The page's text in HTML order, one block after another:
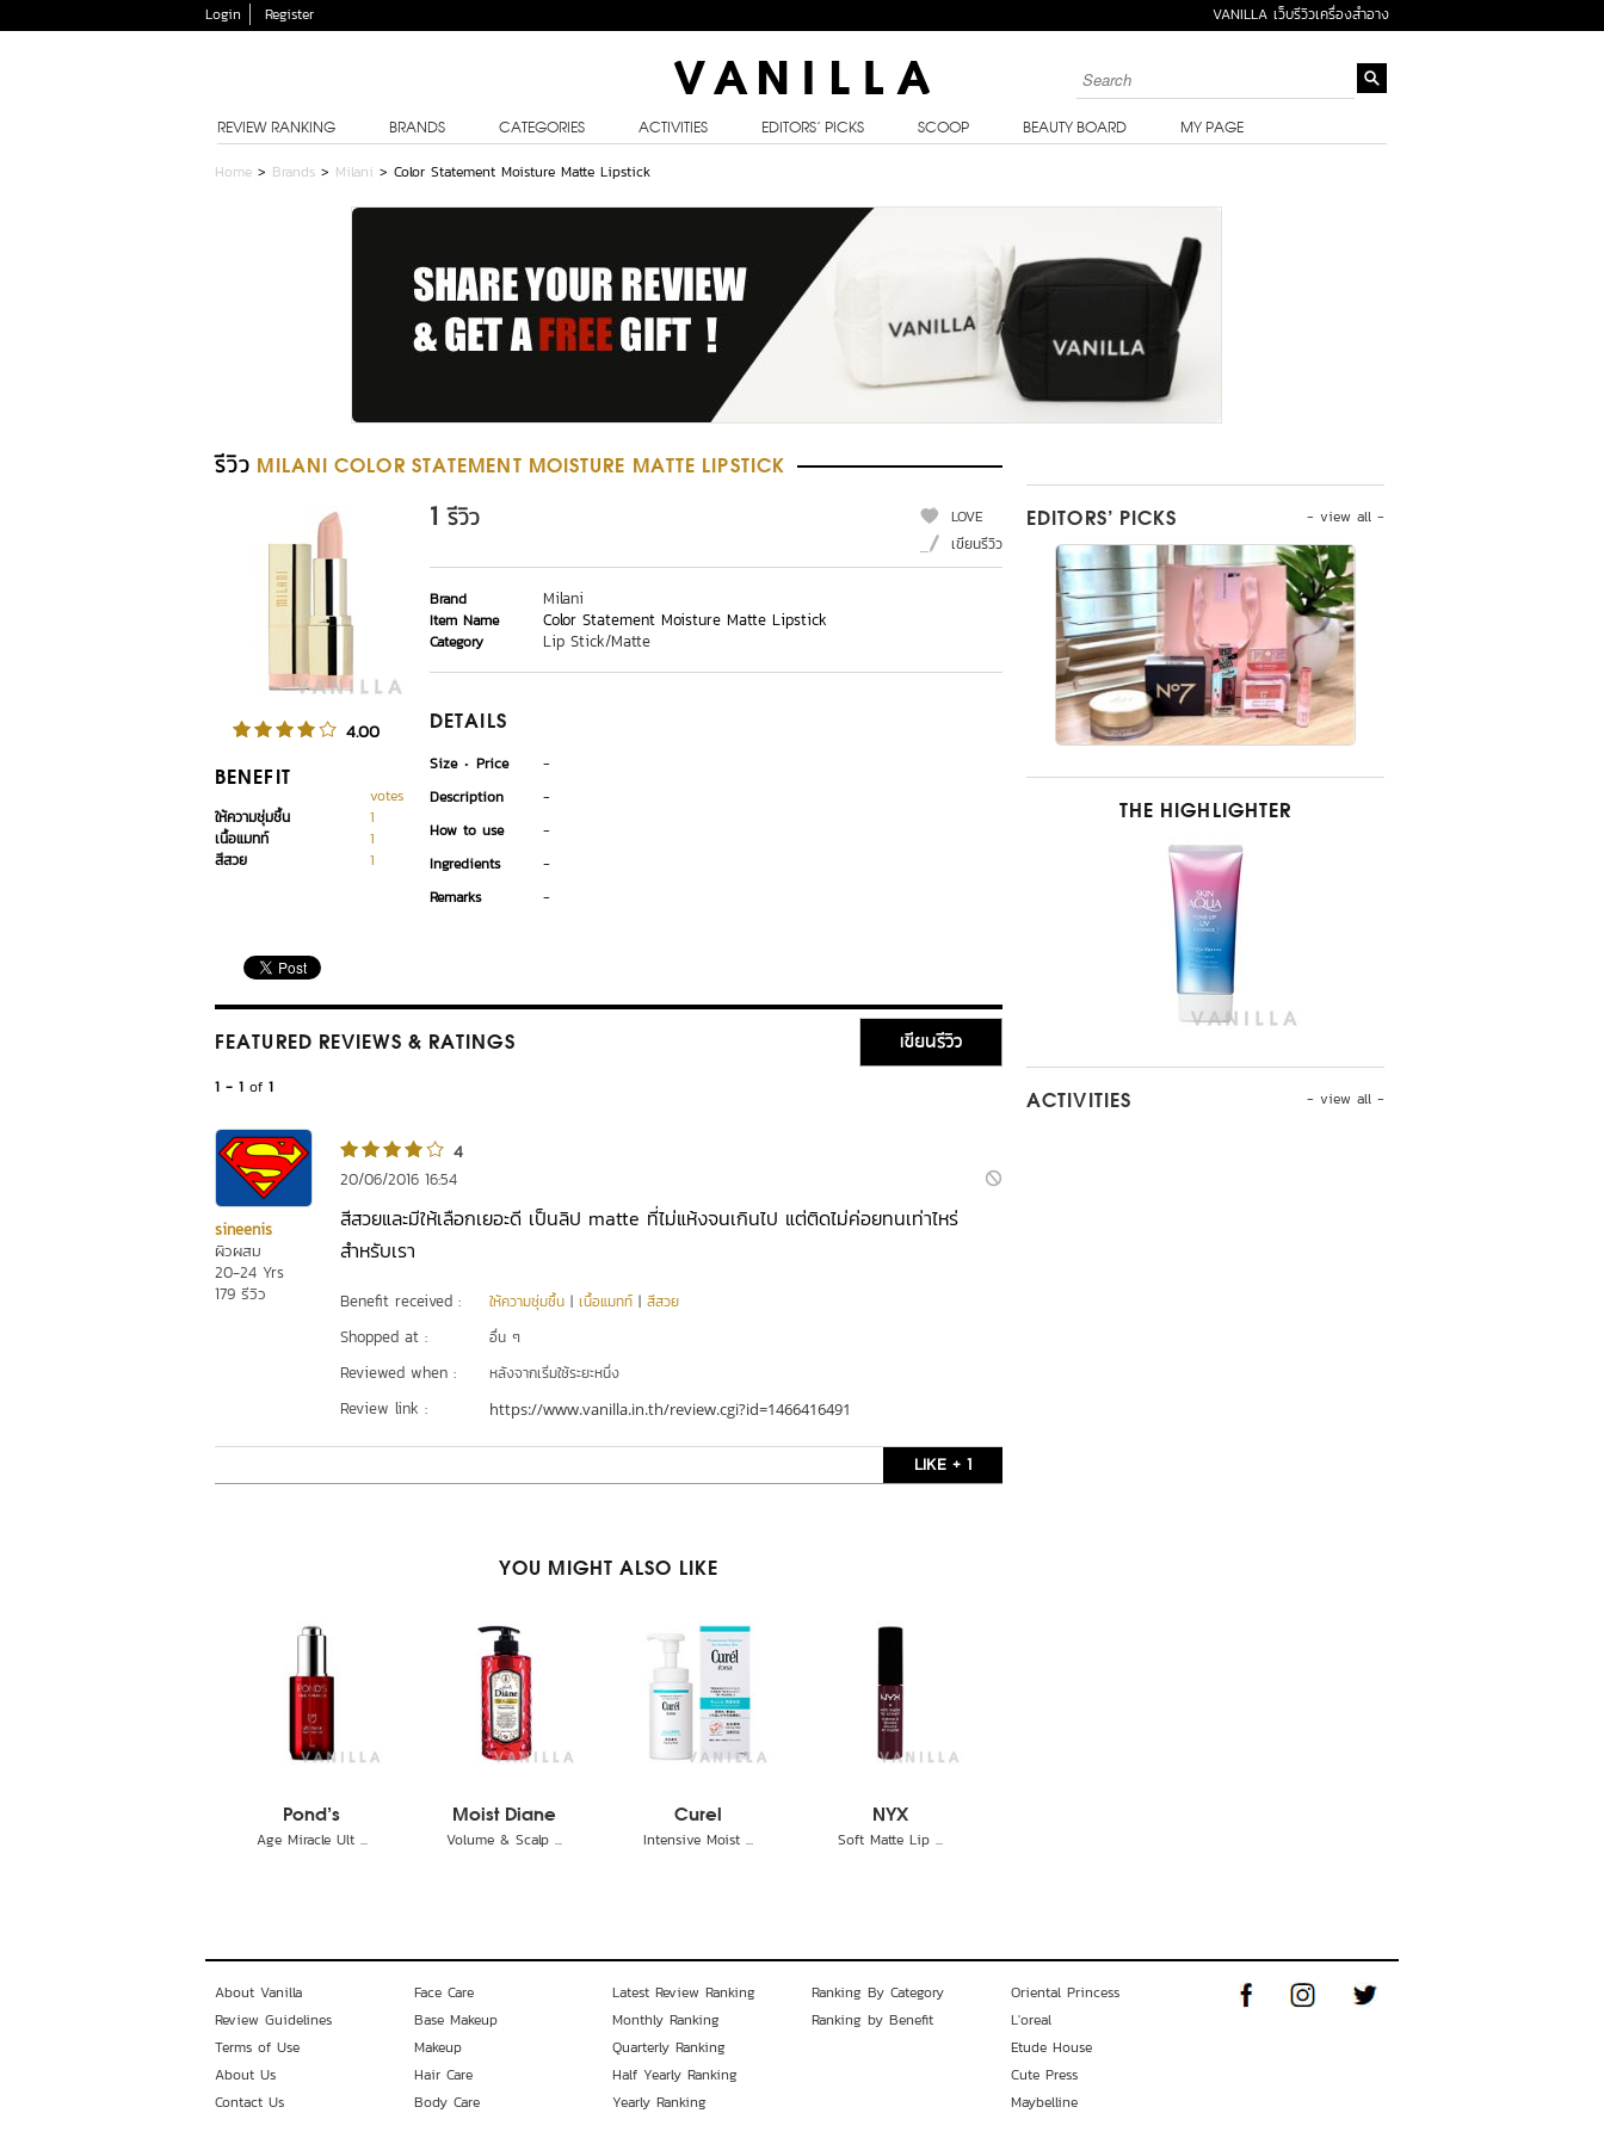
Login Register VANILLA เว็บรีวิวเครื่องสำอาง
REVIEW RANKING BRANDS CATEGORIES ACTIVITIES EDITORS’ PICKS SCOOP BEAUTY BOARD MY PAGE
Home > Brands > Milani > Color Statement Moisture Matte Lipstick
รีวิว MILANI COLOR STATEMENT MOISTURE MATTE LIPSTICK
4.00
BENEFIT
votes
ให้ความชุ่มชื้น
1
เนื้อแมทท์
1
สีสวย
1
1 รีวิว
LOVE
เขียนรีวิว
Brand Milani
Item Name Color Statement Moisture Matte Lipstick
Category Lip Stick/Matte
DETAILS
Size Price
-
Description
-
How to use
-
Ingredients
-
Remarks
-
FEATURED REVIEWS & RATINGS เขียนรีวิว
1 - 1 of 1
sineenis
ผิวผสม
20-24 Yrs
179 รีวิว
4
20/06/2016 16:54
สีสวยและมีให้เลือกเยอะดี เป็นลิป matte ที่ไม่แห้งจนเกินไป แต่ติดไม่ค่อยทนเท่าไหร่
สำหรับเรา
Benefit received : ให้ความชุ่มชื้น | เนื้อแมทท์ | สีสวย
Shopped at : อื่น ๆ
Reviewed when : หลังจากเริ่มใช้ระยะหนึ่ง
Review link : https://www.vanilla.in.th/review.cgi?id=1466416491
LIKE + 1
YOU MIGHT ALSO LIKE
Pond's
Age Miracle Ult ...
Moist Diane
Volume & Scalp ...
Curel
Intensive Moist ...
NYX
Soft Matte Lip ...
- view all -
EDITORS’ PICKS
THE HIGHLIGHTER
- view all -
ACTIVITIES
About Vanilla
Review Guidelines
Terms of Use
About Us
Contact Us
Face Care
Base Makeup
Makeup
Hair Care
Body Care
Latest Review Ranking
Monthly Ranking
Quarterly Ranking
Half Yearly Ranking
Yearly Ranking
Ranking By Category
Ranking by Benefit
Oriental Princess
L'oreal
Etude House
Cute Press
Maybelline